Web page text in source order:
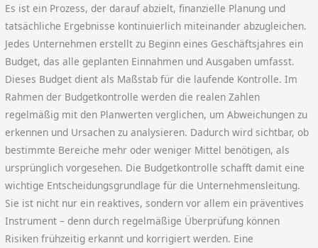
Es ist ein Prozess, der darauf abzielt, finanzielle Planung und
tatsächliche Ergebnisse kontinuierlich miteinander abzugleichen.
Jedes Unternehmen erstellt zu Beginn eines Geschäftsjahres ein
Budget, das alle geplanten Einnahmen und Ausgaben umfasst.
Dieses Budget dient als Maßstab für die laufende Kontrolle. Im
Rahmen der Budgetkontrolle werden die realen Zahlen
regelmäßig mit den Planwerten verglichen, um Abweichungen zu
erkennen und Ursachen zu analysieren. Dadurch wird sichtbar, ob
bestimmte Bereiche mehr oder weniger Mittel benötigen, als
ursprünglich vorgesehen. Die Budgetkontrolle schafft damit eine
wichtige Entscheidungsgrundlage für die Unternehmensleitung.
Sie ist nicht nur ein reaktives, sondern vor allem ein präventives
Instrument – denn durch regelmäßige Überprüfung können
Risiken frühzeitig erkannt und korrigiert werden. Eine